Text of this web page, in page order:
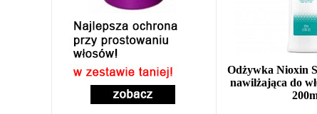
Odżywka Nioxin
nawilżająca do